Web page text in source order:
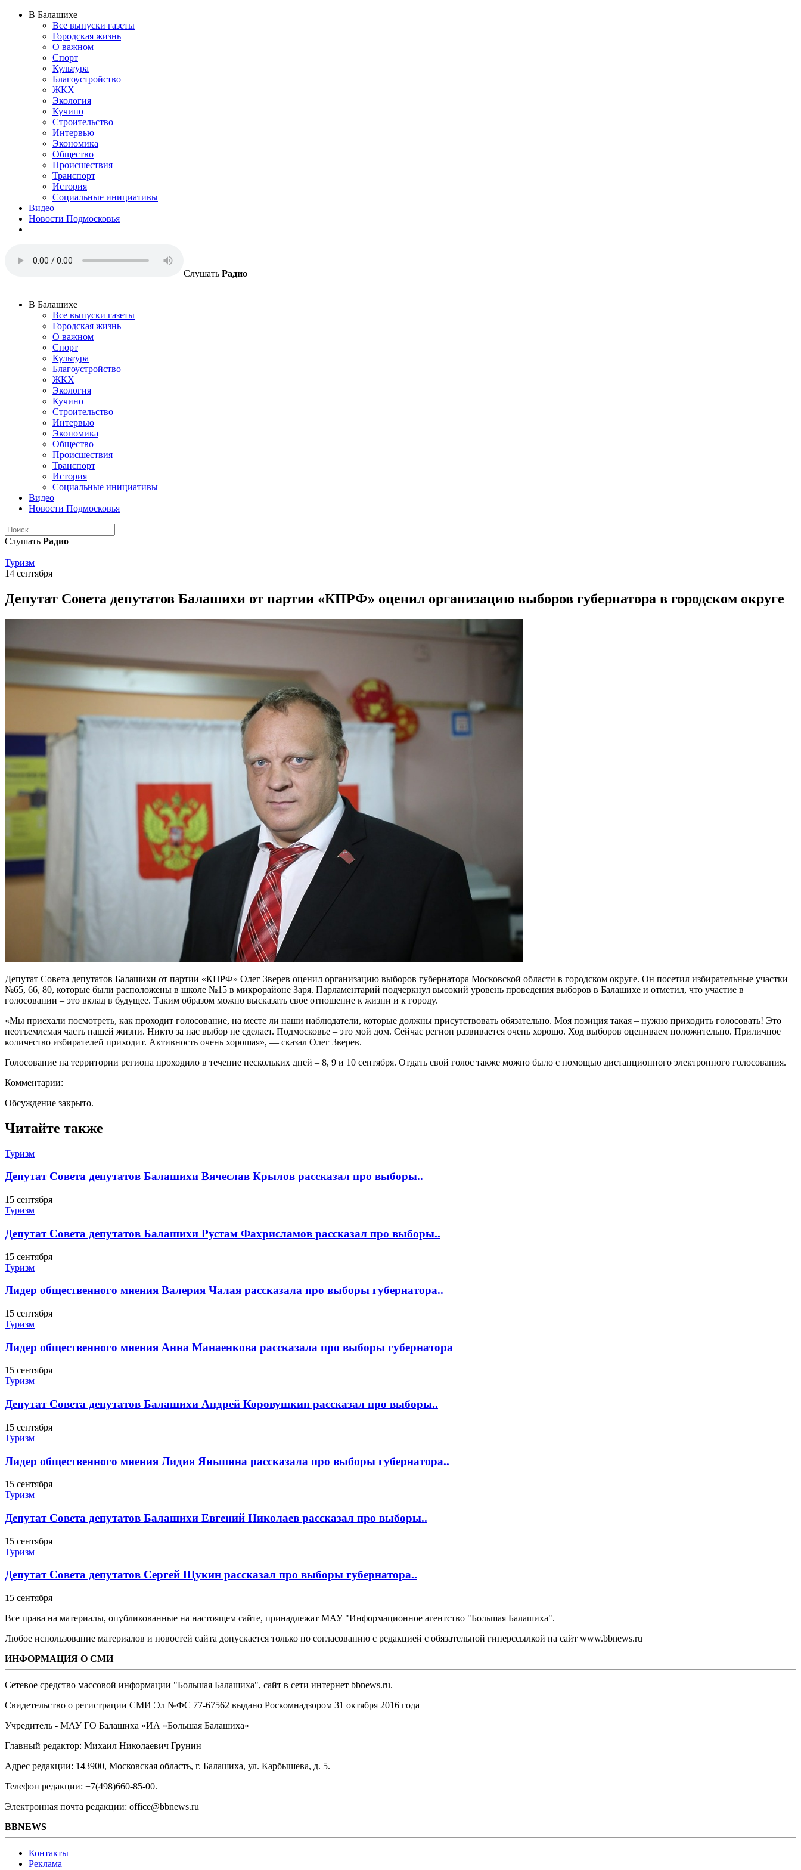
В Балашихе
Все выпуски газеты
Городская жизнь
О важном
Спорт
Культура
Благоустройство
ЖКХ
Экология
Кучино
Строительство
Интервью
Экономика
Общество
Происшествия
Транспорт
История
Социальные инициативы
Видео
Новости Подмосковья
Слушать Радио
В Балашихе
Все выпуски газеты
Городская жизнь
О важном
Спорт
Культура
Благоустройство
ЖКХ
Экология
Кучино
Строительство
Интервью
Экономика
Общество
Происшествия
Транспорт
История
Социальные инициативы
Видео
Новости Подмосковья
Слушать Радио
Туризм
14 сентября
Депутат Совета депутатов Балашихи от партии «КПРФ» оценил организацию выборов губернатора в городском округе
Депутат Совета депутатов Балашихи от партии «КПРФ» Олег Зверев оценил организацию выборов губернатора Московской области в городском округе. Он посетил избирательные участки
№65, 66, 80, которые были расположены в школе №15 в микрорайоне Заря. Парламентарий подчеркнул высокий уровень проведения выборов в Балашихе и отметил, что участие в
голосовании – это вклад в будущее. Таким образом можно высказать свое отношение к жизни и к городу.
«Мы приехали посмотреть, как проходит голосование, на месте ли наши наблюдатели, которые должны присутствовать обязательно. Моя позиция такая – нужно приходить голосовать! Это
неотъемлемая часть нашей жизни. Никто за нас выбор не сделает. Подмосковье – это мой дом. Сейчас регион развивается очень хорошо. Ход выборов оцениваем положительно. Приличное
количество избирателей приходит. Активность очень хорошая», — сказал Олег Зверев.
Голосование на территории региона проходило в течение нескольких дней – 8, 9 и 10 сентября. Отдать свой голос также можно было с помощью дистанционного электронного голосования.
Комментарии:
Обсуждение закрыто.
Читайте также
Туризм
Депутат Совета депутатов Балашихи Вячеслав Крылов рассказал про выборы..
15 сентября
Туризм
Депутат Совета депутатов Балашихи Рустам Фахрисламов рассказал про выборы..
15 сентября
Туризм
Лидер общественного мнения Валерия Чалая рассказала про выборы губернатора..
15 сентября
Туризм
Лидер общественного мнения Анна Манаенкова рассказала про выборы губернатора
15 сентября
Туризм
Депутат Совета депутатов Балашихи Андрей Коровушкин рассказал про выборы..
15 сентября
Туризм
Лидер общественного мнения Лидия Яньшина рассказала про выборы губернатора..
15 сентября
Туризм
Депутат Совета депутатов Балашихи Евгений Николаев рассказал про выборы..
15 сентября
Туризм
Депутат Совета депутатов Сергей Щукин рассказал про выборы губернатора..
15 сентября
Все права на материалы, опубликованные на настоящем сайте, принадлежат МАУ "Информационное агентство "Большая Балашиха".
Любое использование материалов и новостей сайта допускается только по согласованию с редакцией с обязательной гиперссылкой на сайт www.bbnews.ru
ИНФОРМАЦИЯ О СМИ
Сетевое средство массовой информации "Большая Балашиха", сайт в сети интернет bbnews.ru.
Свидетельство о регистрации СМИ Эл №ФС ‎77-67562 выдано Роскомнадзором 31 октября 2016 года
Учредитель - МАУ ГО Балашиха «ИА «Большая Балашиха»
Главный редактор: Михаил Николаевич Грунин
Адрес редакции: 143900, Московская область, г. Балашиха, ул. Карбышева, д. 5.
Телефон редакции: +7(498)660-85-00.
Электронная почта редакции: office@bbnews.ru
BBNEWS
Контакты
Реклама